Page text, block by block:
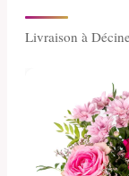
Livraison à